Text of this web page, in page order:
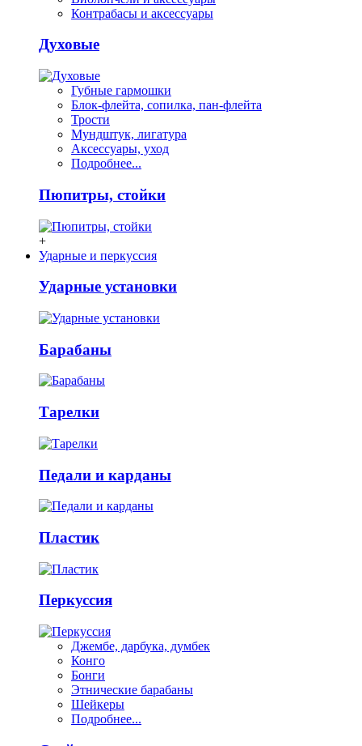
Контрабасы и аксессуары
Духовые
Губные гармошки
Блок-флейта, сопилка, пан-флейта
Трости
Мундштук, лигатура
Аксессуары, уход
Подробнее...
Пюпитры, стойки
+
Ударные и перкуссия
Ударные установки
Барабаны
Тарелки
Педали и карданы
Пластик
Перкуссия
Джембе, дарбука, думбек
Конго
Бонги
Этнические барабаны
Шейкеры
Подробнее...